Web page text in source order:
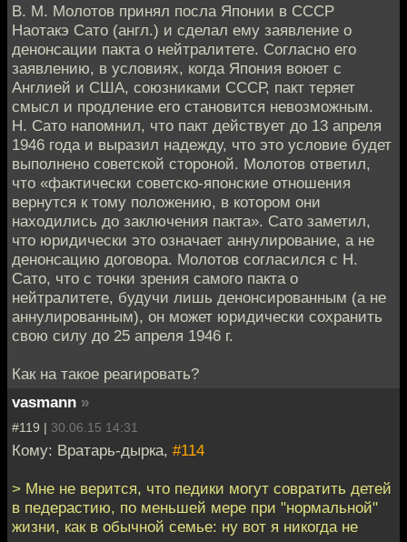
В. М. Молотов принял посла Японии в СССР
Наотакэ Сато (англ.) и сделал ему заявление о
денонсации пакта о нейтралитете. Согласно его
заявлению, в условиях, когда Япония воюет с
Англией и США, союзниками СССР, пакт теряет
смысл и продление его становится невозможным.
Н. Сато напомнил, что пакт действует до 13 апреля
1946 года и выразил надежду, что это условие будет
выполнено советской стороной. Молотов ответил,
что «фактически советско-японские отношения
вернутся к тому положению, в котором они
находились до заключения пакта». Сато заметил,
что юридически это означает аннулирование, а не
денонсацию договора. Молотов согласился с Н.
Сато, что с точки зрения самого пакта о
нейтралитете, будучи лишь денонсированным (а не
аннулированным), он может юридически сохранить
свою силу до 25 апреля 1946 г.
Как на такое реагировать?
vasmann »
#119 | 30.06.15 14:31
Кому: Вратарь-дырка, #114
> Мне не верится, что педики могут совратить детей
в педерастию, по меньшей мере при "нормальной"
жизни, как в обычной семье: ну вот я никогда не